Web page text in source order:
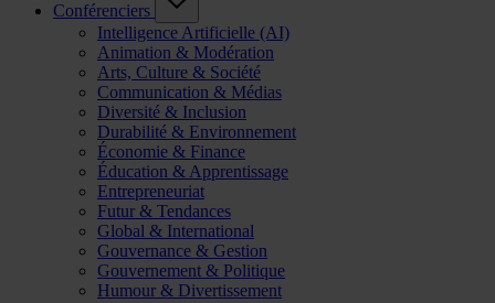
Conférenciers
Intelligence Artificielle (AI)
Animation & Modération
Arts, Culture & Société
Communication & Médias
Diversité & Inclusion
Durabilité & Environnement
Économie & Finance
Éducation & Apprentissage
Entrepreneuriat
Futur & Tendances
Global & International
Gouvernance & Gestion
Gouvernement & Politique
Humour & Divertissement